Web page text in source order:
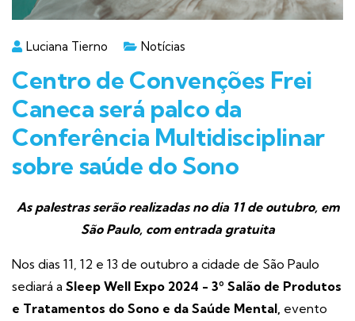
Luciana Tierno Notícias
Centro de Convenções Frei
Caneca será palco da
Conferência Multidisciplinar
sobre saúde do Sono
As palestras serão realizadas no dia 11 de outubro, em
São Paulo, com entrada gratuita
Nos dias 11, 12 e 13 de outubro a cidade de São Paulo
sediará a Sleep Well Expo 2024 - 3º Salão de Produtos
e Tratamentos do Sono e da Saúde Mental, evento